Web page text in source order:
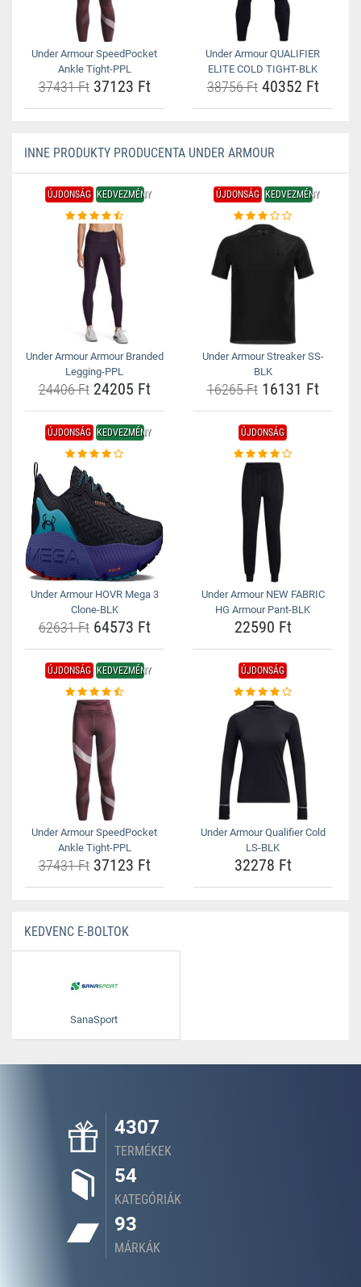
Under Armour SpeedPocket
Ankle Tight-PPL
37431 Ft37123 Ft
Under Armour QUALIFIER
ELITE COLD TIGHT-BLK
38756 Ft40352 Ft
INNE PRODUKTY PRODUCENTA UNDER ARMOUR
ÚJDONSÁG KEDVEZMÉNY
Under Armour Armour Branded
Legging-PPL
24406 Ft24205 Ft
ÚJDONSÁG KEDVEZMÉNY
Under Armour Streaker SS-
BLK
16265 Ft16131 Ft
ÚJDONSÁG KEDVEZMÉNY
Under Armour HOVR Mega 3
Clone-BLK
62631 Ft64573 Ft
ÚJDONSÁG
Under Armour NEW FABRIC
HG Armour Pant-BLK
22590 Ft
ÚJDONSÁG KEDVEZMÉNY
Under Armour SpeedPocket
Ankle Tight-PPL
37431 Ft37123 Ft
ÚJDONSÁG
Under Armour Qualifier Cold
LS-BLK
32278 Ft
KEDVENC E-BOLTOK
SanaSport
4307
TERMÉKEK
54
KATEGÓRIÁK
93
MÁRKÁK